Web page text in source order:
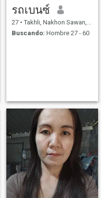
รถเบนซ์
27 • Takhli, Nakhon Sawan, Tailandia
Buscando: Hombre 27 - 60